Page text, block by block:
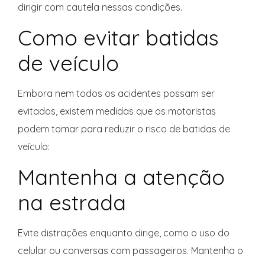
dirigir com cautela nessas condições.
Como evitar batidas
de veículo
Embora nem todos os acidentes possam ser
evitados, existem medidas que os motoristas
podem tomar para reduzir o risco de batidas de
veículo:
Mantenha a atenção
na estrada
Evite distrações enquanto dirige, como o uso do
celular ou conversas com passageiros. Mantenha o